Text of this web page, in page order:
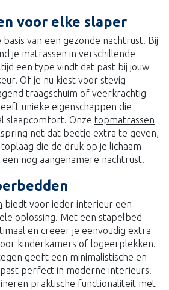
voor elke slaper
basis van een gezonde nachtrust. Bij
je matrassen in verschillende
een type vindt dat past bij jouw
Of je nu kiest voor stevig
traagschuim of veerkrachtig
unieke eigenschappen die
slaapcomfort. Onze topmatrassen
net dat beetje extra te geven,
die de druk op je lichaam
nog aangenamere nachtrust.
biedt voor ieder interieur een
oplossing. Met een stapelbed
en creëer je eenvoudig extra
kinderkamers of logeerplekken.
geeft een minimalistische en
perfect in moderne interieurs.
praktische functionaliteit met